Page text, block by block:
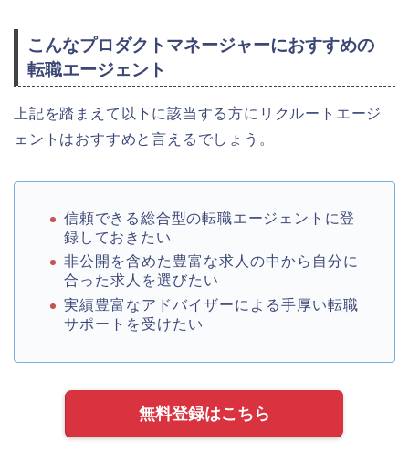
こんなプロダクトマネージャーにおすすめの
転職エージェント
上記を踏まえて以下に該当する方にリクルートエージ
ェントはおすすめと言えるでしょう。
信頼できる総合型の転職エージェントに登
録しておきたい
非公開を含めた豊富な求人の中から自分に
合った求人を選びたい
実績豊富なアドバイザーによる手厚い転職
サポートを受けたい
無料登録はこちら